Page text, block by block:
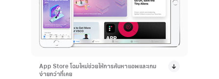
App Store โฉมใหม่ช่วยให้การค้นหาแอพและเกม
ง่ายกว่าที่เคย